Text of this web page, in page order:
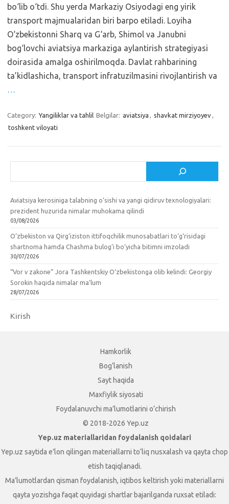
bo‘lib o‘tdi. Shu yerda Markaziy Osiyodagi eng yirik
transport majmualaridan biri barpo etiladi. Loyiha
O‘zbekistonni Sharq va G‘arb, Shimol va Janubni
bog‘lovchi aviatsiya markaziga aylantirish strategiyasi
doirasida amalga oshirilmoqda. Davlat rahbarining
ta’kidlashicha, transport infratuzilmasini rivojlantirish va
…
Category: Yangiliklar va tahlil Belgilar: aviatsiya , shavkat mirziyoyev,
toshkent viloyati
Aviatsiya kerosiniga talabning o‘sishi va yangi qidiruv texnologiyalari:
prezident huzurida nimalar muhokama qilindi
03/08/2026
O‘zbekiston va Qirg‘iziston ittifoqchilik munosabatlari to‘g‘risidagi
shartnoma hamda Chashma bulog‘i bo‘yicha bitimni imzoladi
30/07/2026
“Vor v zakone” Jora Tashkentskiy O‘zbekistonga olib kelindi: Georgiy
Sorokin haqida nimalar ma’lum
28/07/2026
Kirish
Hamkorlik
Bog‘lanish
Sayt haqida
Maxfiylik siyosati
Foydalanuvchi ma’lumotlarini o‘chirish
© 2018-2026 Yep.uz
Yep.uz materiallaridan foydalanish qoidalari
Yep.uz saytida e’lon qilingan materiallarni to‘liq nusxalash va qayta chop
etish taqiqlanadi.
Ma’lumotlardan qisman foydalanish, iqtibos keltirish yoki materiallarni
qayta yozishga faqat quyidagi shartlar bajarilganda ruxsat etiladi: